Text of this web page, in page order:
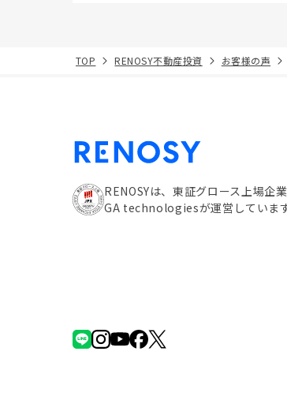
TOP RENOSY不動産投資 お客様の声
RENOSYは、東証グロース上場企
GA technologiesが運営しています